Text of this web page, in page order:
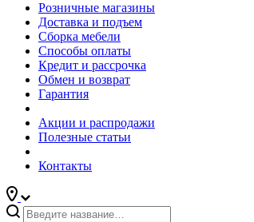
Розничные магазины
Доставка и подъем
Сборка мебели
Способы оплаты
Кредит и рассрочка
Обмен и возврат
Гарантия
Акции и распродажи
Полезные статьи
Контакты